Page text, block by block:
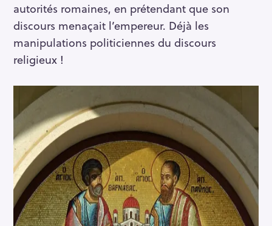
autorités romaines, en prétendant que son
discours menaçait l’empereur. Déjà les
manipulations politiciennes du discours
religieux !